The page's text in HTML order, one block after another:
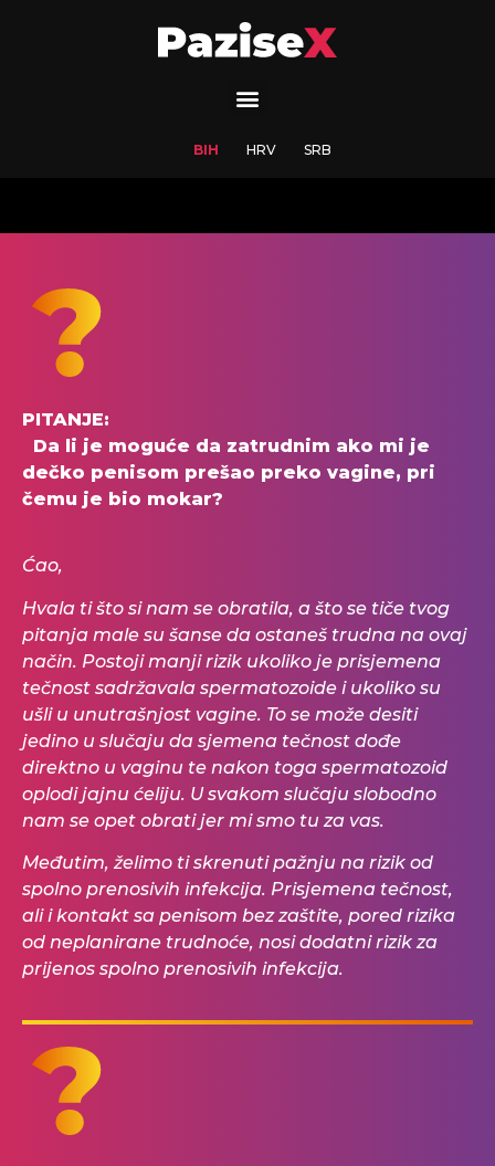
BIH HRV SRB
PITANJE:
Da li je moguće da zatrudnim ako mi je
dečko penisom prešao preko vagine, pri
čemu je bio mokar?
Ćao,
Hvala ti što si nam se obratila, a što se tiče tvog
pitanja male su šanse da ostaneš trudna na ovaj
način. Postoji manji rizik ukoliko je prisjemena
tečnost sadržavala spermatozoide i ukoliko su
ušli u unutrašnjost vagine. To se može desiti
jedino u slučaju da sjemena tečnost dođe
direktno u vaginu te nakon toga spermatozoid
oplodi jajnu ćeliju. U svakom slučaju slobodno
nam se opet obrati jer mi smo tu za vas.
Međutim, želimo ti skrenuti pažnju na rizik od
spolno prenosivih infekcija. Prisjemena tečnost,
ali i kontakt sa penisom bez zaštite, pored rizika
od neplanirane trudnoće, nosi dodatni rizik za
prijenos spolno prenosivih infekcija.